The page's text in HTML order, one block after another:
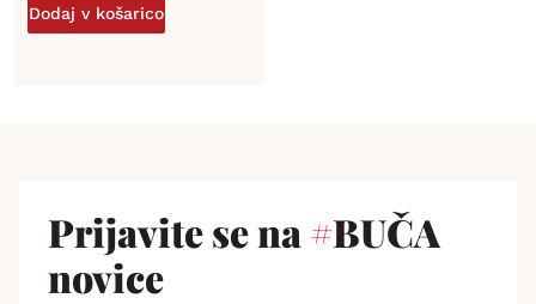
Dodaj v košarico
Prijavite se na#BUČA
novice